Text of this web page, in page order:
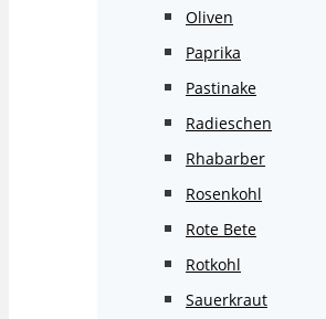
Oliven
Paprika
Pastinake
Radieschen
Rhabarber
Rosenkohl
Rote Bete
Rotkohl
Sauerkraut